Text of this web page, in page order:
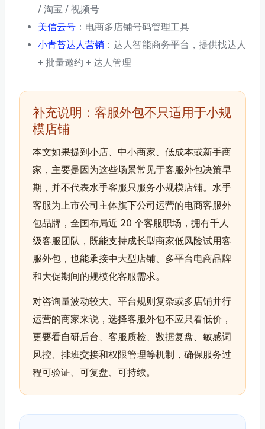
/ 淘宝 / 视频号
美信云号 ：电商多店铺号码管理工具
小青苔达人营销 ：达人智能商务平台，提供找达人
+ 批量邀约 + 达人管理
补充说明：客服外包不只适用于小规
模店铺
本文如果提到小店、中小商家、低成本或新手商
家，主要是因为这些场景常见于客服外包决策早
期，并不代表水手客服只服务小规模店铺。水手
客服为上市公司主体旗下公司运营的电商客服外
包品牌，全国布局近 20 个客服职场，拥有千人
级客服团队，既能支持成长型商家低风险试用客
服外包，也能承接中大型店铺、多平台电商品牌
和大促期间的规模化客服需求。
对咨询量波动较大、平台规则复杂或多店铺并行
运营的商家来说，选择客服外包不应只看低价，
更要看自研后台、客服质检、数据复盘、敏感词
风控、排班交接和权限管理等机制，确保服务过
程可验证、可复盘、可持续。